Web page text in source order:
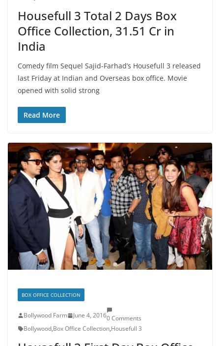
Housefull 3 Total 2 Days Box
Office Collection, 31.51 Cr in
India
Comedy film Sequel Sajid-Farhad’s Housefull 3 released
last Friday at Indian and Overseas box office. Movie
opened with solid strong
Read More
BOX OFFICE COLLECTION
Bollywood Farm June 4, 20160 Comments
Bollywood,Box Office Collection,Housefull 3